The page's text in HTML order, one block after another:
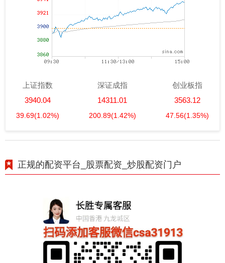
上证指数
3940.04
39.69(1.02%)
深证成指
14311.01
200.89(1.42%)
创业板指
3563.12
47.56(1.35%)
正规的配资平台_股票配资_炒股配资门户